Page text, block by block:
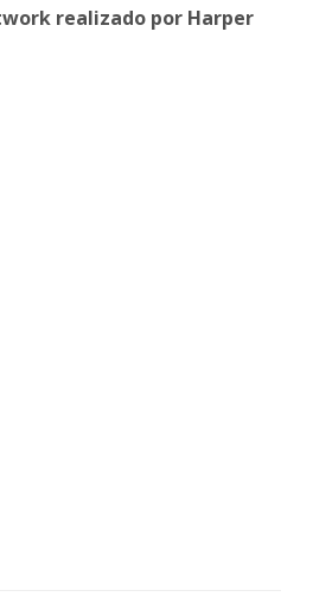
realizado por Harper